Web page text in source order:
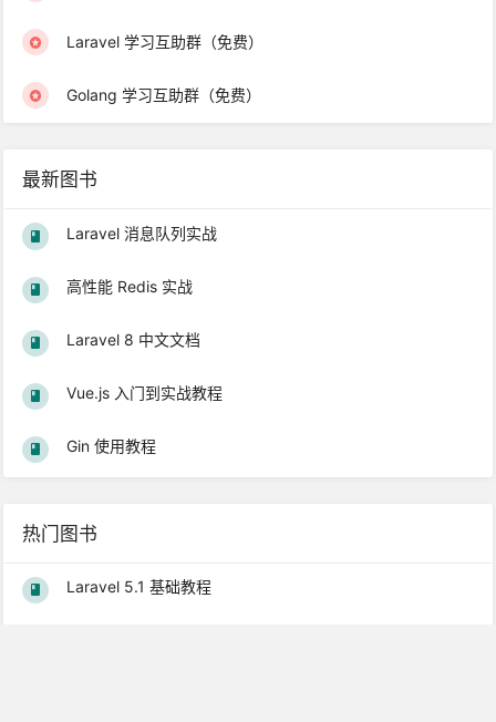
Laravel 学习互助群（免费）
Golang 学习互助群（免费）
最新图书
Laravel 消息队列实战
高性能 Redis 实战
Laravel 8 中文文档
Vue.js 入门到实战教程
Gin 使用教程
热门图书
Laravel 5.1 基础教程